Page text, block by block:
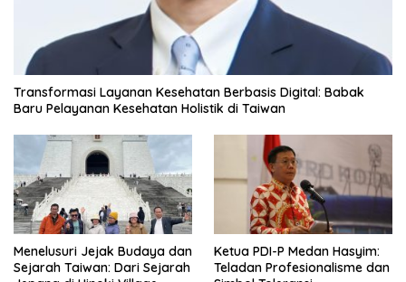
Transformasi Layanan Kesehatan Berbasis Digital: Babak
Baru Pelayanan Kesehatan Holistik di Taiwan
Menelusuri Jejak Budaya dan
Sejarah Taiwan: Dari Sejarah
Ketua PDI-P Medan Hasyim:
Teladan Profesionalisme dan